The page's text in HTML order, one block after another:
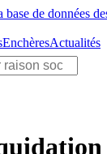
base de données
EnchèresActualités